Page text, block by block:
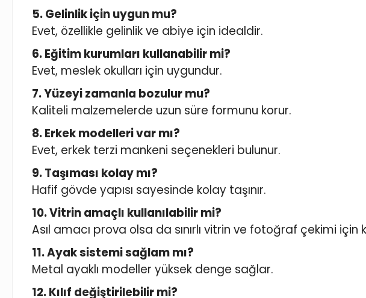
5. Gelinlik için uygun mu?
Evet, özellikle gelinlik ve abiye için idealdir.
6. Eğitim kurumları kullanabilir mi?
Evet, meslek okulları için uygundur.
7. Yüzeyi zamanla bozulur mu?
Kaliteli malzemelerde uzun süre formunu korur.
8. Erkek modelleri var mı?
Evet, erkek terzi mankeni seçenekleri bulunur.
9. Taşıması kolay mı?
Hafif gövde yapısı sayesinde kolay taşınır.
10. Vitrin amaçlı kullanılabilir mi?
Asıl amacı prova olsa da sınırlı vitrin ve fotoğraf çekimi için
11. Ayak sistemi sağlam mı?
Metal ayaklı modeller yüksek denge sağlar.
12. Kılıf değiştirilebilir mi?